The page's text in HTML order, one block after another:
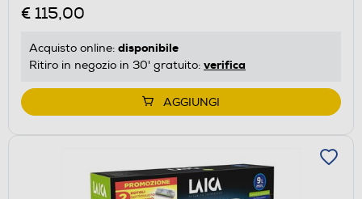
€ 115,00
Acquisto online: disponibile
Ritiro in negozio in 30' gratuito: verifica
AGGIUNGI